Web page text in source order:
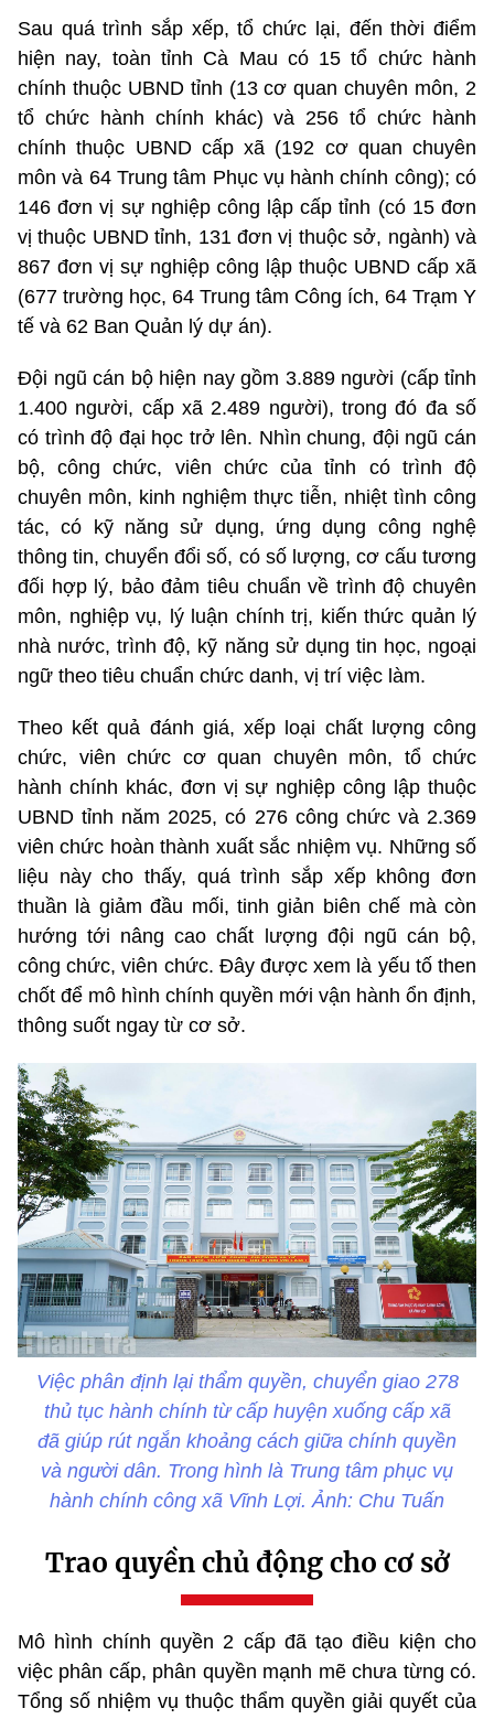
Sau quá trình sắp xếp, tổ chức lại, đến thời điểm
hiện nay, toàn tỉnh Cà Mau có 15 tổ chức hành
chính thuộc UBND tỉnh (13 cơ quan chuyên môn, 2
tổ chức hành chính khác) và 256 tổ chức hành
chính thuộc UBND cấp xã (192 cơ quan chuyên
môn và 64 Trung tâm Phục vụ hành chính công); có
146 đơn vị sự nghiệp công lập cấp tỉnh (có 15 đơn
vị thuộc UBND tỉnh, 131 đơn vị thuộc sở, ngành) và
867 đơn vị sự nghiệp công lập thuộc UBND cấp xã
(677 trường học, 64 Trung tâm Công ích, 64 Trạm Y
tế và 62 Ban Quản lý dự án).
Đội ngũ cán bộ hiện nay gồm 3.889 người (cấp tỉnh
1.400 người, cấp xã 2.489 người), trong đó đa số
có trình độ đại học trở lên. Nhìn chung, đội ngũ cán
bộ, công chức, viên chức của tỉnh có trình độ
chuyên môn, kinh nghiệm thực tiễn, nhiệt tình công
tác, có kỹ năng sử dụng, ứng dụng công nghệ
thông tin, chuyển đổi số, có số lượng, cơ cấu tương
đối hợp lý, bảo đảm tiêu chuẩn về trình độ chuyên
môn, nghiệp vụ, lý luận chính trị, kiến thức quản lý
nhà nước, trình độ, kỹ năng sử dụng tin học, ngoại
ngữ theo tiêu chuẩn chức danh, vị trí việc làm.
Theo kết quả đánh giá, xếp loại chất lượng công
chức, viên chức cơ quan chuyên môn, tổ chức
hành chính khác, đơn vị sự nghiệp công lập thuộc
UBND tỉnh năm 2025, có 276 công chức và 2.369
viên chức hoàn thành xuất sắc nhiệm vụ. Những số
liệu này cho thấy, quá trình sắp xếp không đơn
thuần là giảm đầu mối, tinh giản biên chế mà còn
hướng tới nâng cao chất lượng đội ngũ cán bộ,
công chức, viên chức. Đây được xem là yếu tố then
chốt để mô hình chính quyền mới vận hành ổn định,
thông suốt ngay từ cơ sở.
Việc phân định lại thẩm quyền, chuyển giao 278
thủ tục hành chính từ cấp huyện xuống cấp xã
đã giúp rút ngắn khoảng cách giữa chính quyền
và người dân. Trong hình là Trung tâm phục vụ
hành chính công xã Vĩnh Lợi. Ảnh: Chu Tuấn
Trao quyền chủ động cho cơ sở
Mô hình chính quyền 2 cấp đã tạo điều kiện cho
việc phân cấp, phân quyền mạnh mẽ chưa từng có.
Tổng số nhiệm vụ thuộc thẩm quyền giải quyết của